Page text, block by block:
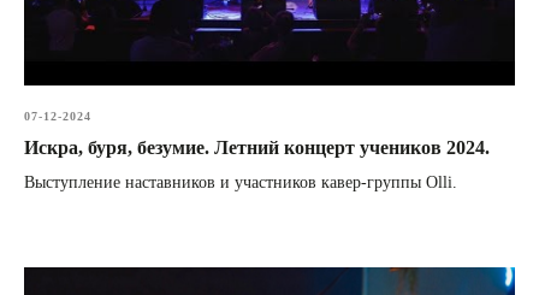
07-12-2024
Искра, буря, безумие. Летний концерт учеников 2024.
Выступление наставников и участников кавер-группы Olli.